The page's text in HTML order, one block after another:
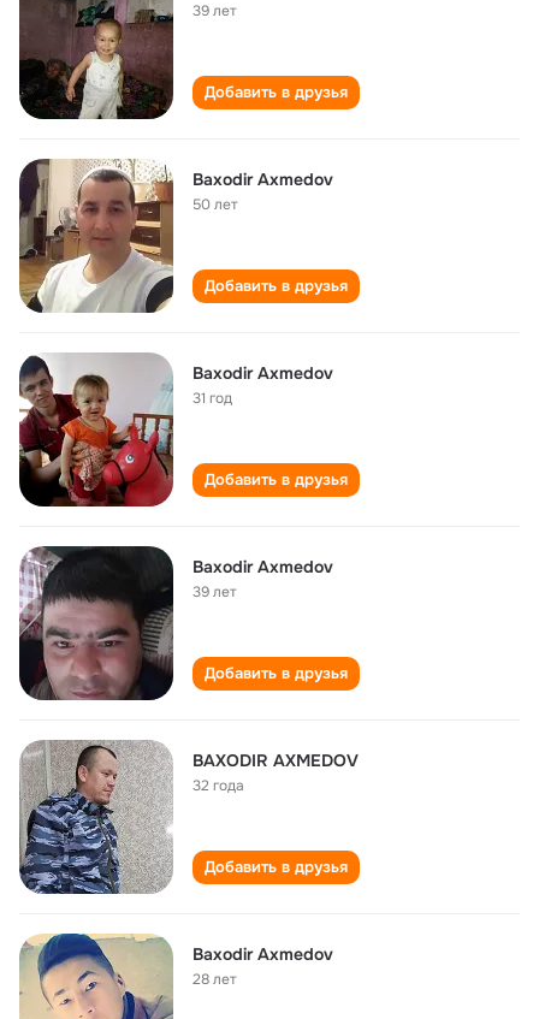
39 лет
Добавить в друзья
Baxodir Axmedov
50 лет
Добавить в друзья
Baxodir Axmedov
31 год
Добавить в друзья
Baxodir Axmedov
39 лет
Добавить в друзья
BAXODIR AXMEDOV
32 года
Добавить в друзья
Baxodir Axmedov
28 лет